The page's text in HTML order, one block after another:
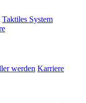
Taktiles System
werden Karriere